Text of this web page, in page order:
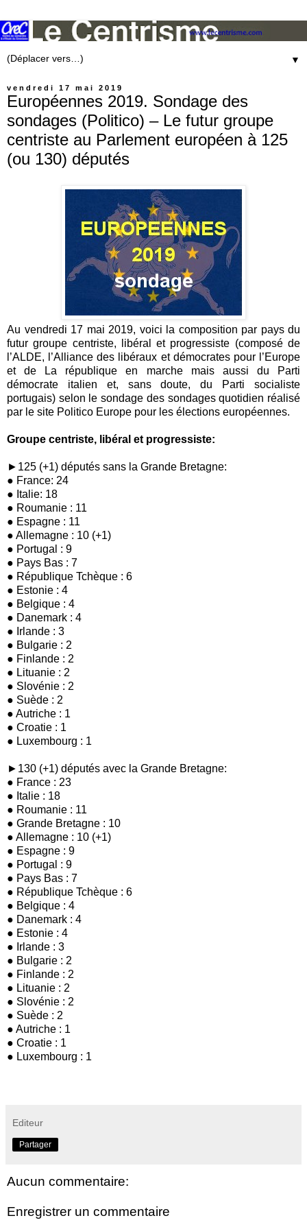
▼
vendredi 17 mai 2019
Européennes 2019. Sondage des
sondages (Politico) – Le futur groupe
centriste au Parlement européen à 125
(ou 130) députés
Au vendredi 17 mai 2019, voici la composition par pays du
futur groupe centriste, libéral et progressiste (composé de
l’ALDE, l’Alliance des libéraux et démocrates pour l’Europe
et de La république en marche mais aussi du Parti
démocrate italien et, sans doute, du Parti socialiste
portugais) selon le sondage des sondages quotidien réalisé
par le site Politico Europe pour les élections européennes.
Groupe centriste, libéral et progressiste:
►125 (+1) députés sans la Grande Bretagne:
● France: 24
● Italie: 18
● Roumanie : 11
● Espagne : 11
● Allemagne : 10 (+1)
● Portugal : 9
● Pays Bas : 7
● République Tchèque : 6
● Estonie : 4
● Belgique : 4
● Danemark : 4
● Irlande : 3
● Bulgarie : 2
● Finlande : 2
● Lituanie : 2
● Slovénie : 2
● Suède : 2
● Autriche : 1
● Croatie : 1
● Luxembourg : 1
►130 (+1) députés avec la Grande Bretagne:
● France : 23
● Italie : 18
● Roumanie : 11
● Grande Bretagne : 10
● Allemagne : 10 (+1)
● Espagne : 9
● Portugal : 9
● Pays Bas : 7
● République Tchèque : 6
● Belgique : 4
● Danemark : 4
● Estonie : 4
● Irlande : 3
● Bulgarie : 2
● Finlande : 2
● Lituanie : 2
● Slovénie : 2
● Suède : 2
● Autriche : 1
● Croatie : 1
● Luxembourg : 1
Editeur
Partager
Aucun commentaire:
Enregistrer un commentaire